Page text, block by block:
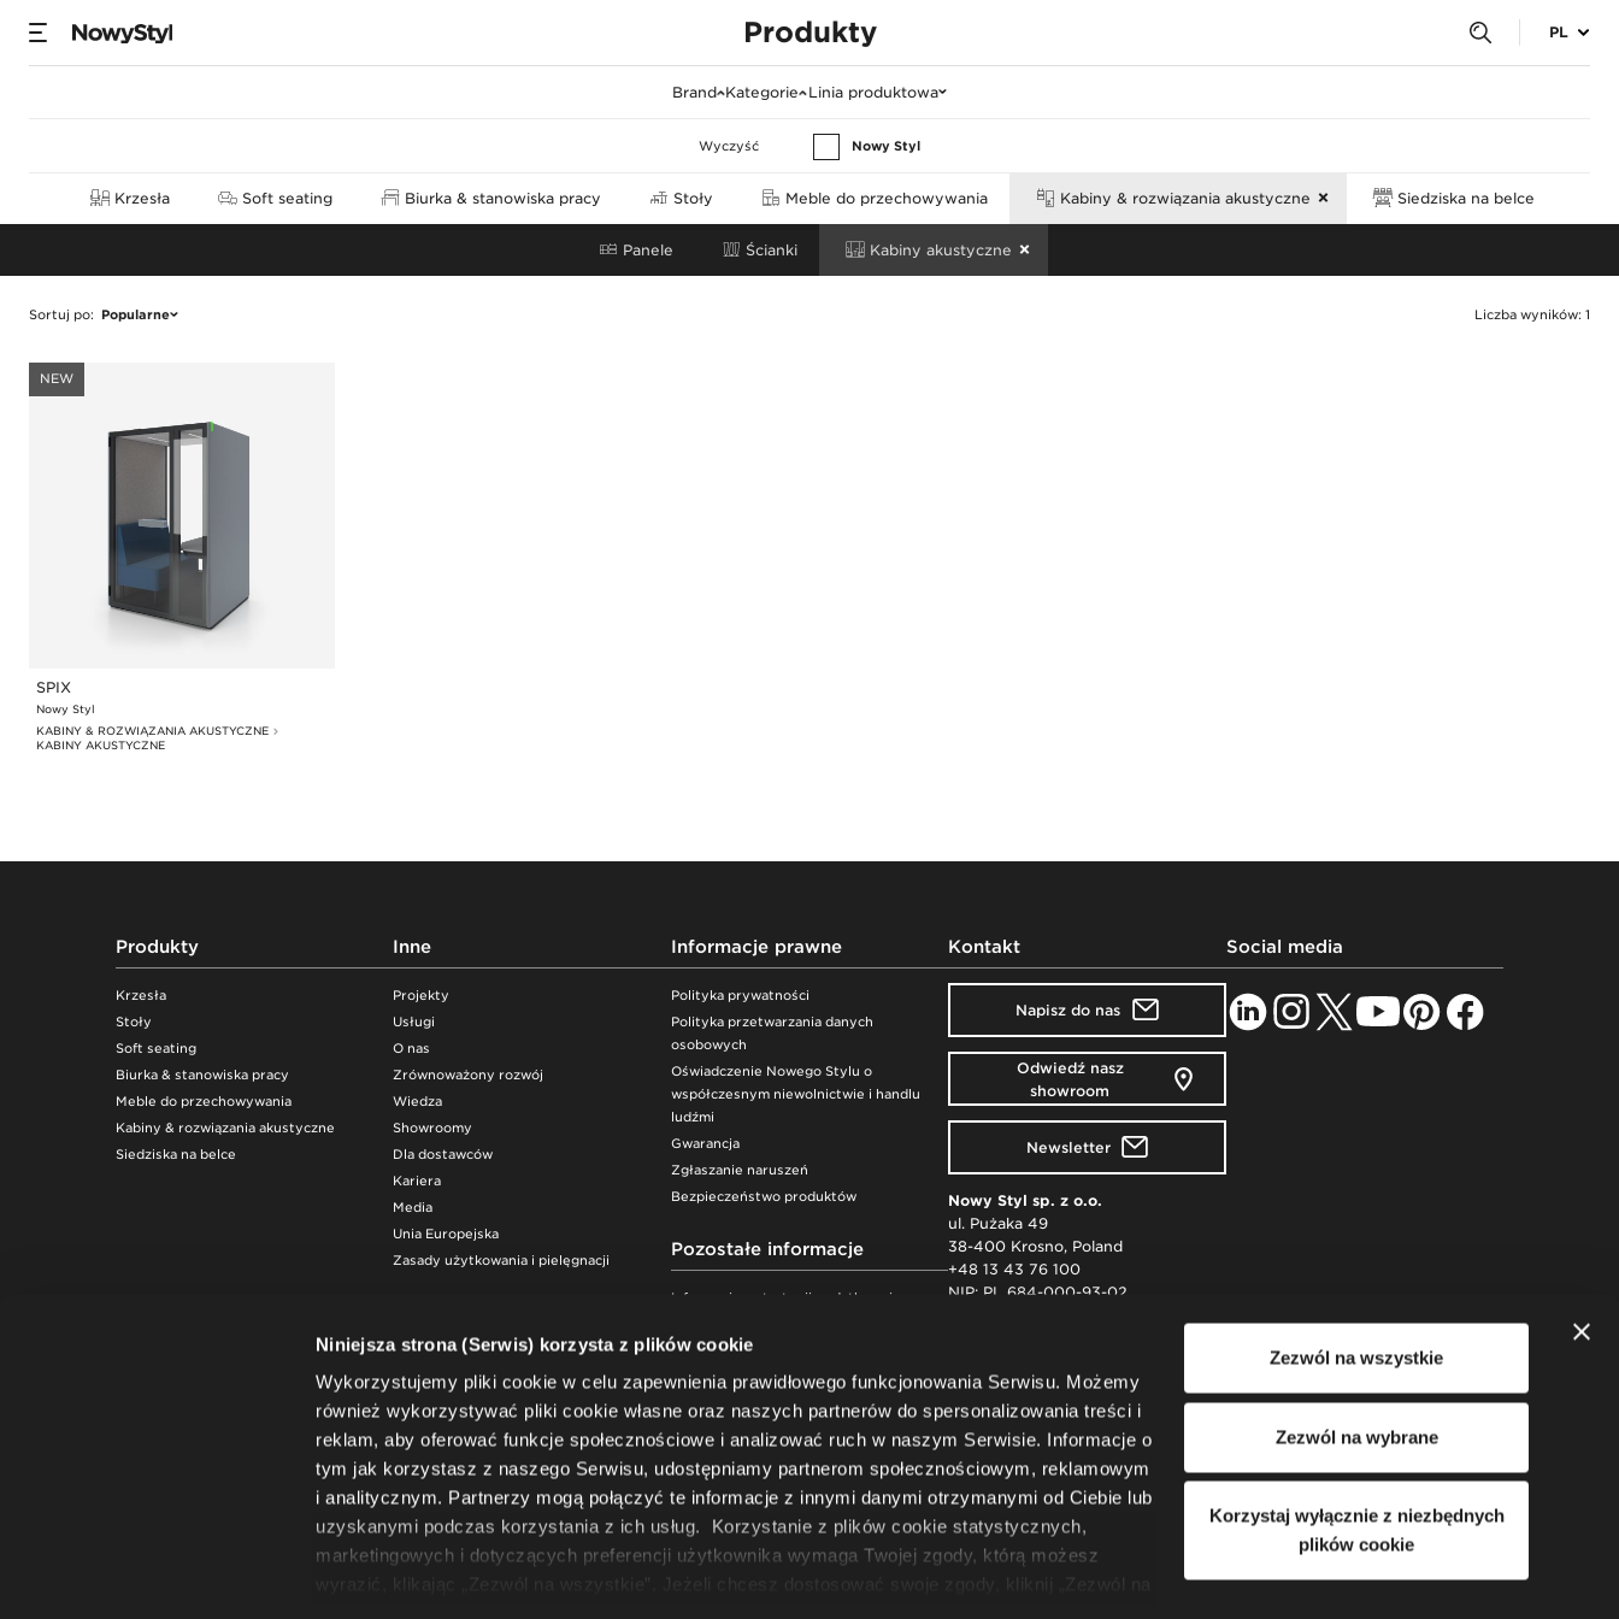
Niniejsza strona (Serwis) korzysta z plików cookie
Wykorzystujemy pliki cookie w celu zapewnienia prawidłowego funkcjonowania Serwisu. Możemy
również wykorzystywać pliki cookie własne oraz naszych partnerów do spersonalizowania treści i
reklam, aby oferować funkcje społecznościowe i analizować ruch w naszym Serwisie. Informacje o
tym jak korzystasz z naszego Serwisu, udostępniamy partnerom społecznościowym, reklamowym
i analitycznym. Partnerzy mogą połączyć te informacje z innymi danymi otrzymanymi od Ciebie lub
uzyskanymi podczas korzystania z ich usług. Korzystanie z plików cookie statystycznych,
marketingowych i dotyczących preferencji użytkownika wymaga Twojej zgody, którą możesz
wyrazić, klikając „Zezwól na wszystkie”. Jeżeli chcesz dostosować swoje zgody, kliknij „Zezwól na
Zezwól na wszystkie
Zezwól na wybrane
Korzystaj wyłącznie z niezbędnych
plików cookie
Produkty PL
Brand Kategorie Linia produktowa
Wyczyść Nowy Styl
Krzesła Soft seating Biurka & stanowiska pracy Stoły Meble do przechowywania Kabiny & rozwiązania akustyczne Siedziska na belce
Panele Ścianki Kabiny akustyczne
Sortuj po: Popularne Liczba wyników: 1
NEW
SPIX
Nowy Styl
KABINY & ROZWIĄZANIA AKUSTYCZNE
KABINY AKUSTYCZNE
Produkty
Krzesła
Stoły
Soft seating
Biurka & stanowiska pracy
Meble do przechowywania
Kabiny & rozwiązania akustyczne
Siedziska na belce
Inne
Projekty
Usługi
O nas
Zrównoważony rozwój
Wiedza
Showroomy
Dla dostawców
Kariera
Media
Unia Europejska
Zasady użytkowania i pielęgnacji
Informacje prawne
Polityka prywatności
Polityka przetwarzania danych
osobowych
Oświadczenie Nowego Stylu o
współczesnym niewolnictwie i handlu
ludźmi
Gwarancja
Zgłaszanie naruszeń
Bezpieczeństwo produktów
Pozostałe informacje
Informacja o strategii podatkowej
Styl sp. z o.o.
realizowanej w roku 2021 przez Nowy
Styl sp. z o.o.
Informacja o strategii podatkowej
realizowanej w roku 2022 przez Nowy
Styl sp. z o.o.
realizowanej w roku 2023 przez Nowy
Styl sp. z o.o.
Kontakt
Napisz do nas
Odwiedź nasz
showroom
Newsletter
Nowy Styl sp. z o.o.
ul. Pużaka 49
38-400 Krosno, Poland
+48 13 43 76 100
NIP: PL 684-000-93-02
Kapitał zakładowy: 51 550 PLN
KRS: 0000077550
BDO: 000002954
Social media